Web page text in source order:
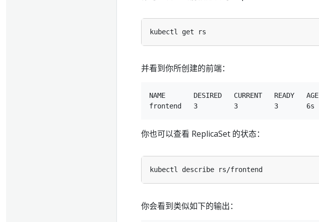
并看到你所创建的前端：
NAME       DESIRED   CURRENT   READY   AGE
你也可以查看 ReplicaSet 的状态：
你会看到类似如下的输出：